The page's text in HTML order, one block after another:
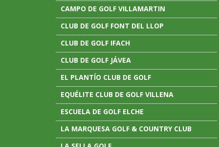
CAMPO DE GOLF VILLAMARTIN
CLUB DE GOLF FONT DEL LLOP
CLUB DE GOLF IFACH
CLUB DE GOLF JÁVEA
EL PLANTÍO CLUB DE GOLF
EQUÉLITE CLUB DE GOLF VILLENA
ESCUELA DE GOLF ELCHE
LA MARQUESA GOLF & COUNTRY CLUB